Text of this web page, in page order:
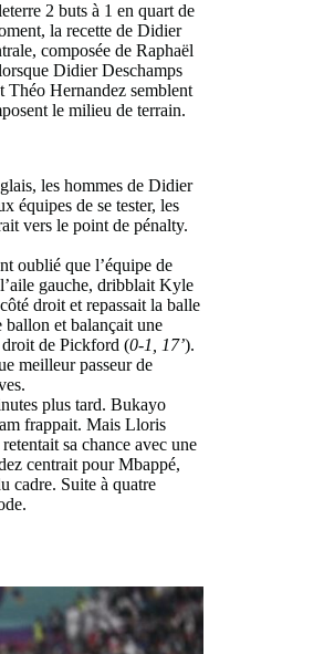
2 buts à 1 en quart de
la recette de Didier
composée de Raphaël
Didier Deschamps
Théo Hernandez semblent
le milieu de terrain.
les hommes de Didier
équipes de se tester, les
vers le point de pénalty.
oublié que l’équipe de
gauche, dribblait Kyle
droit et repassait la balle
ballon et balançait une
droit de Pickford (0-1, 17’).
meilleur passeur de
plus tard. Bukayo
frappait. Mais Lloris
sa chance avec une
centrait pour Mbappé,
cadre. Suite à quatre